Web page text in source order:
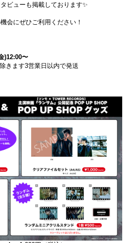
ビューも掲載しております✨
会にぜひご利用ください！
)12:00〜
きます3営業日以内で発送